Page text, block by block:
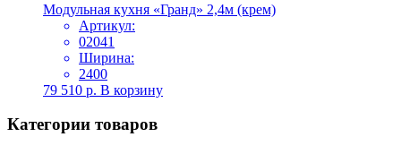
Модульная кухня «Гранд» 2,4м (крем)
Артикул:
02041
Ширина:
2400
79 510 р. В корзину
Категории товаров